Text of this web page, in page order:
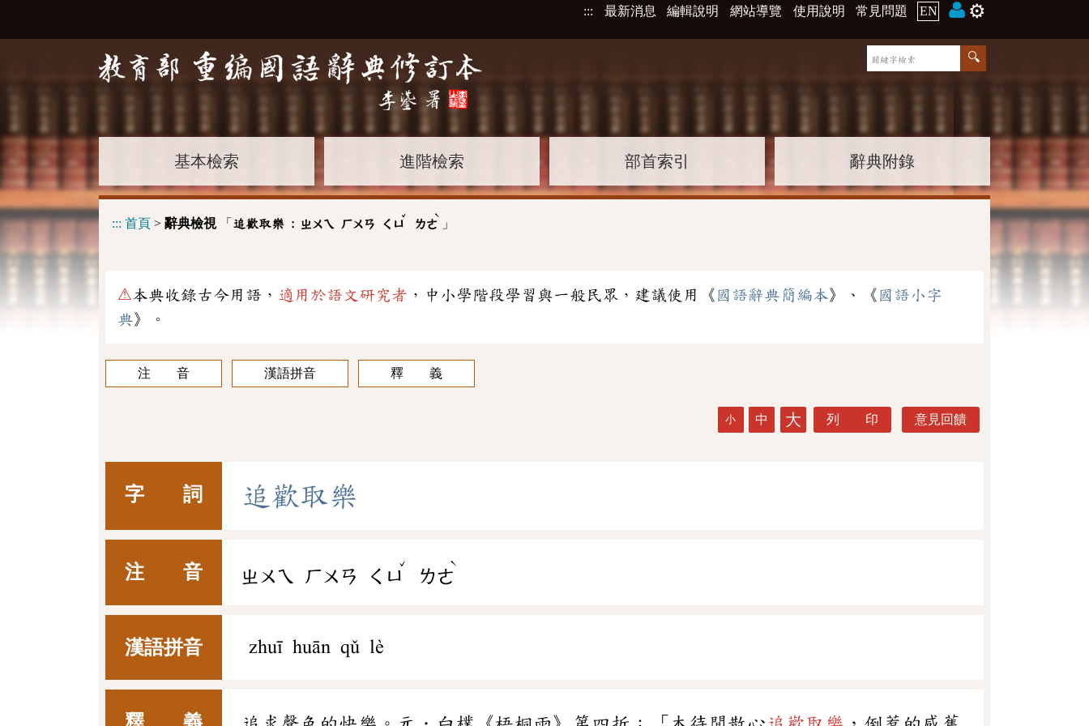
::: 最新消息 編輯說明 網站導覽 使用說明 常見問題 EN ⚙️
基本檢索 進階檢索 部首索引 辭典附錄
::: 首頁 > 辭典檢視「 追歡取樂 : ㄓㄨㄟ ㄏㄨㄢ ㄑㄩ
ˇ
ㄌㄜ
ˋ
」
⚠本典收錄古今用語， 適用於語文研究者 ，中小學階段學習與一般民眾，建議使用《 國語辭典簡編本》、《 國語小字
典》。
注 音 漢語拼音 釋 義
小 中 大 列 印 意見回饋
字 詞 追 歡取樂
注 音 ㄓㄨㄟ ㄏㄨㄢ ㄑㄩ
ˇ
ㄌㄜ
ˋ
漢語拼音 zhuī huān qǔ lè